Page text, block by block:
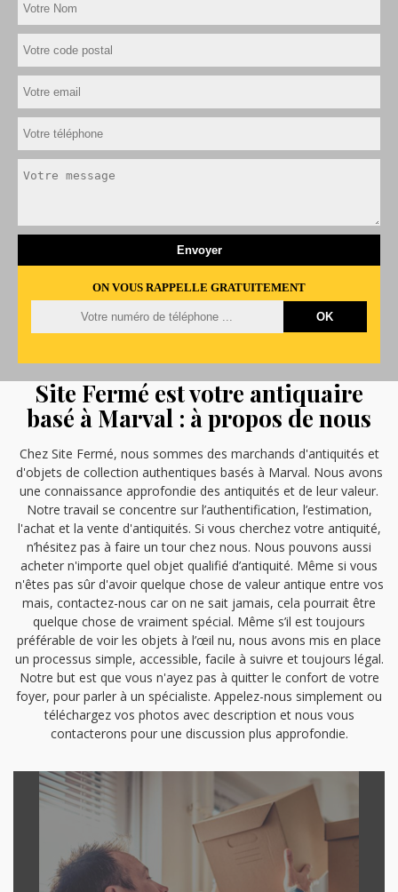
ON VOUS RAPPELLE GRATUITEMENT
Site Fermé est votre antiquaire
basé à Marval : à propos de nous
Chez Site Fermé, nous sommes des marchands d'antiquités et
d'objets de collection authentiques basés à Marval. Nous avons
une connaissance approfondie des antiquités et de leur valeur.
Notre travail se concentre sur l’authentification, l’estimation,
l'achat et la vente d'antiquités. Si vous cherchez votre antiquité,
n’hésitez pas à faire un tour chez nous. Nous pouvons aussi
acheter n'importe quel objet qualifié d’antiquité. Même si vous
n'êtes pas sûr d'avoir quelque chose de valeur antique entre vos
mais, contactez-nous car on ne sait jamais, cela pourrait être
quelque chose de vraiment spécial. Même s’il est toujours
préférable de voir les objets à l’œil nu, nous avons mis en place
un processus simple, accessible, facile à suivre et toujours légal.
Notre but est que vous n'ayez pas à quitter le confort de votre
foyer, pour parler à un spécialiste. Appelez-nous simplement ou
téléchargez vos photos avec description et nous vous
contacterons pour une discussion plus approfondie.